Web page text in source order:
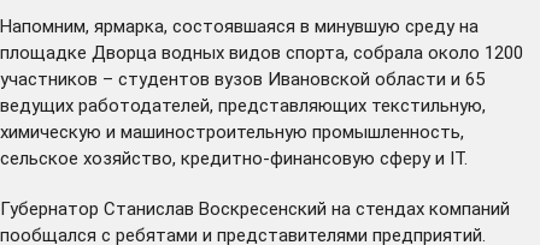
Напомним, ярмарка, состоявшаяся в минувшую среду на
площадке Дворца водных видов спорта, собрала около 1200
участников – студентов вузов Ивановской области и 65
ведущих работодателей, представляющих текстильную,
химическую и машиностроительную промышленность,
сельское хозяйство, кредитно-финансовую сферу и IT.
Губернатор Станислав Воскресенский на стендах компаний
пообщался с ребятами и представителями предприятий.